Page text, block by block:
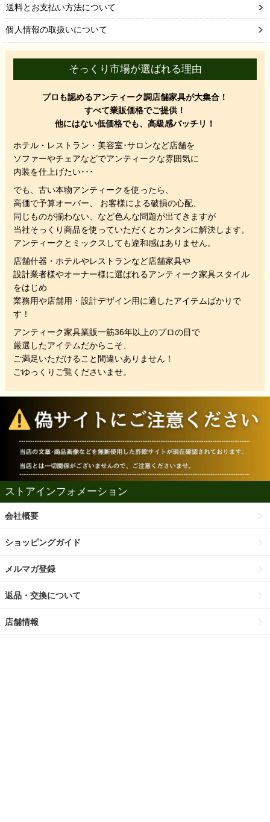
送料とお支払い方法について
個人情報の取扱いについて
そっくり市場が選ばれる理由
プロも認めるアンティーク調店舗家具が大集合！
すべて業販価格でご提供！
他にはない低価格でも、高級感バッチリ！
ホテル・レストラン・美容室･サロンなど店舗を
ソファーやチェアなどでアンティークな雰囲気に
内装を仕上げたい･･･
でも、 古い本物アンティークを使ったら、
高価で予算オーバー、 お客様による破損の心配、
同じものが揃わない、 など色んな問題が出てきますが
当社そっくり商品を使っていただくと カンタンに解決します。
アンティークとミックスしても違和感はありません。
店舗什器・ホテルやレストランなど店舗家具や
設計業者様やオーナー様に選ばれるアンティーク家具スタイル
をはじめ
業務用や店舗用・設計デザイン用に適したアイテムばかりで
す！
アンティーク家具業販一筋36年以上のプロの目で
厳選したアイテムだからこそ、
ご満足いただけること間違いありません！
ごゆっくりご覧くださいませ。
ストアインフォメーション
会社概要
ショッピングガイド
メルマガ登録
返品・交換について
店舗情報